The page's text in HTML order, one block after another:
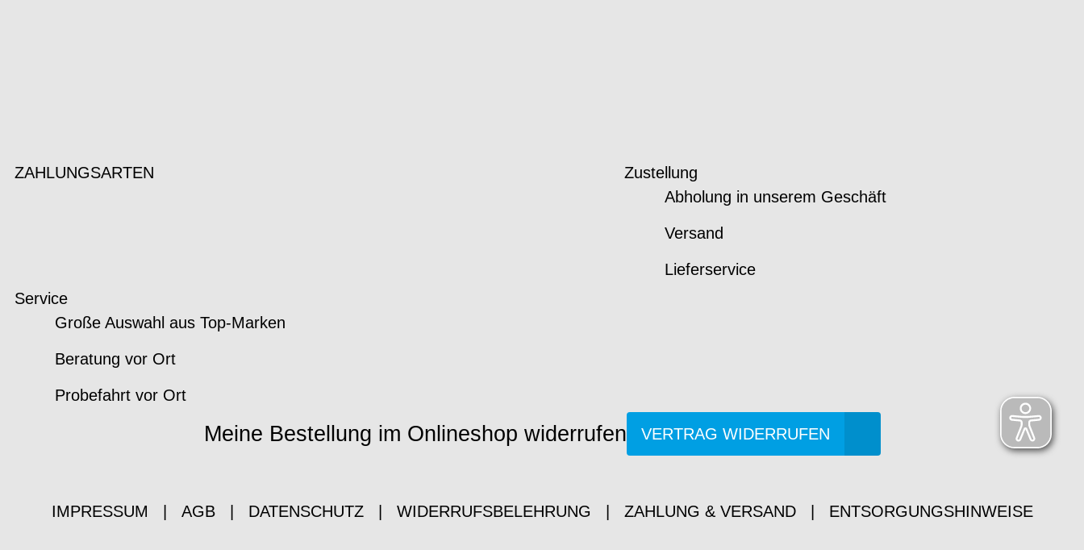
ZAHLUNGSARTEN
Zustellung
Abholung in unserem Geschäft
Versand
Lieferservice
Service
Große Auswahl aus Top-Marken
Beratung vor Ort
Probefahrt vor Ort
Meine Bestellung im Onlineshop widerrufen VERTRAG WIDERRUFEN
IMPRESSUM AGB DATENSCHUTZ WIDERRUFSBELEHRUNG ZAHLUNG & VERSAND ENTSORGUNGSHINWEISE